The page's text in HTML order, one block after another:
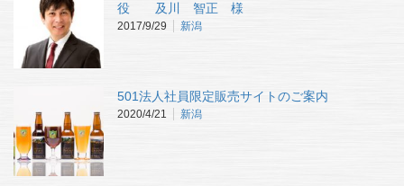
役 及川 智正 様
2017/9/29 新潟
501法人社員限定販売サイトのご案内
2020/4/21 新潟